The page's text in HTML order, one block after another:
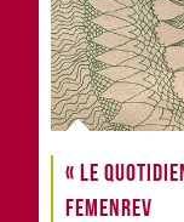
« Le
FemEnRev